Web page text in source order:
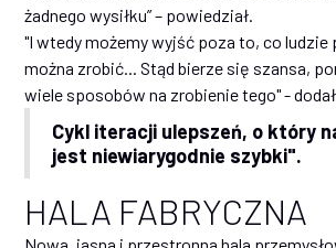
żadnego wysiłku” – powiedział.
"I wtedy możemy wyjść poza to, co ludzie
można zrobić... Stąd bierze się szansa,
wiele sposobów na zrobienie tego" - dodał.
Cykl iteracji ulepszeń, o który
jest niewiarygodnie szybki".
HALA FABRYCZNA